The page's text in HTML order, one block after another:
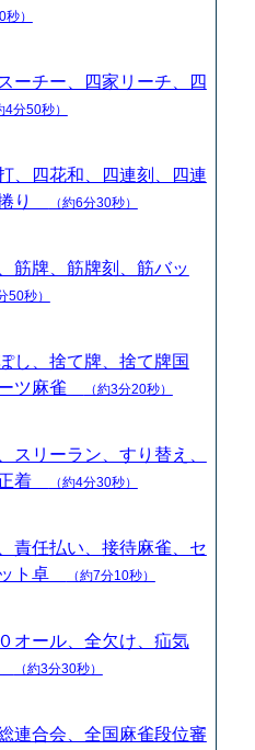
秒）
ーチー、四家リーチ、四
4分50秒）
、四花和、四連刻、四連
捲り
（約6分30秒）
筋牌、筋牌刻、筋バッ
50秒）
し、捨て牌、捨て牌国
ツ麻雀
（約3分20秒）
スリーラン、すり替え、
着
（約4分30秒）
責任払い、接待麻雀、セ
ト卓
（約7分10秒）
オール、全欠け、疝気
（約3分30秒）
連合会、全国麻雀段位審